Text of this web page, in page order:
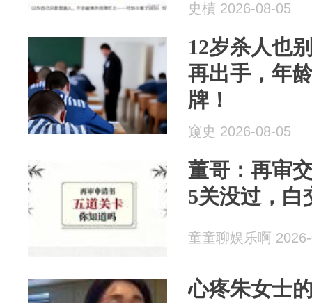
史樍 2026-08-05
12岁杀人也
再出手，年
牌！
窥史 2026-08-05
董哥：再审
5关没过，白
童童聊娱乐啊
心疼朱女士